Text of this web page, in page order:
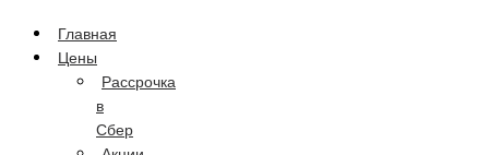
Главная
Цены
Рассрочка
в
Сбер